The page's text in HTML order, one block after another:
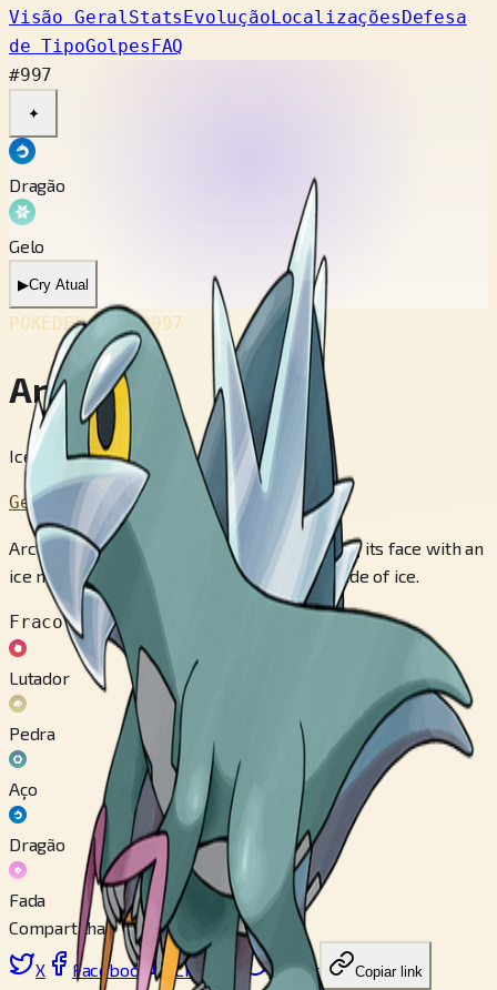
Visão GeralStatsEvoluçãoLocalizaçõesDefesa
de TipoGolpesFAQ
#997
✦
Dragão
Gelo
▶Cry Atual
POKÉDEX No.#997
Arctibax
Ice Fin Pokémon
Geração 9
Arctibax freezes the air around it, protecting its face with an
ice mask and turning its dorsal fin into a blade of ice.
Fraco contra
Lutador
Pedra
Aço
Dragão
Fada
Compartilhar
X Facebook LinkedIn Reddit Copiar link